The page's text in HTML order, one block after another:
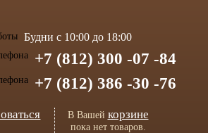
Будни с 10:00 до 18:00
+7 (812) 300 -07 -84
+7 (812) 386 -30 -76
В Вашей корзине
пока нет товаров.